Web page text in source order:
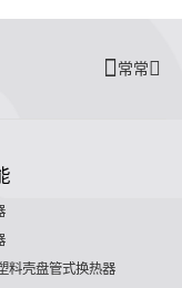
常常
料壳盘管式换热器